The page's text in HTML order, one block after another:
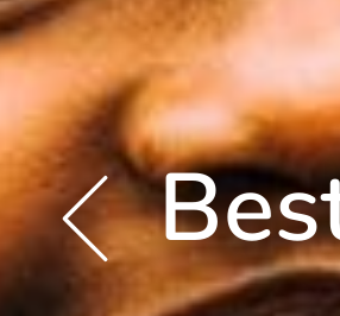
Posts
navigation